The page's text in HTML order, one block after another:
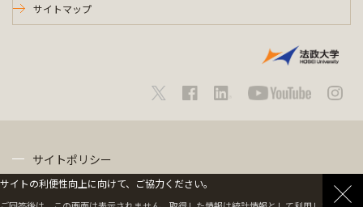
サイトマップ
サイトポリシー
サイトの利便性向上に向けて、ご協力ください。